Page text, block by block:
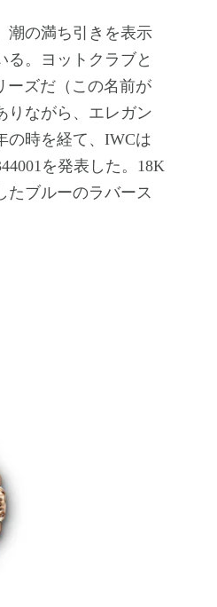
潮の満ち引きを表示
。ヨットクラブと
ーズだ（この名前が
りながら、エレガン
の時を経て、IWCは
を発表した。18K
たブルーのラバース